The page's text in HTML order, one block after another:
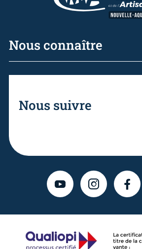
Nous connaître
Nous suivre
YOUTUBEINSTAGRAM